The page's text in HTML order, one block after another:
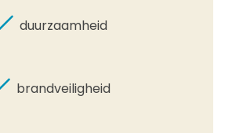
duurzaamheid
brandveiligheid